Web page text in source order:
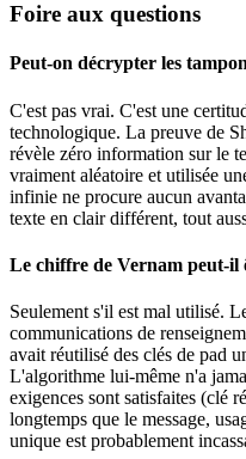
Foire aux questions
Peut-on décrypter les
C'est pas vrai. C'est une
technologique. La preuve de
révèle zéro information sur le
vraiment aléatoire et utilisée
infinie ne procure aucun
texte en clair différent, tout
Le chiffre de Vernam peut-il
Seulement s'il est mal utilisé.
communications de
avait réutilisé des clés de pad
L'algorithme lui-même n'a
exigences sont satisfaites (clé
longtemps que le message,
unique est probablement